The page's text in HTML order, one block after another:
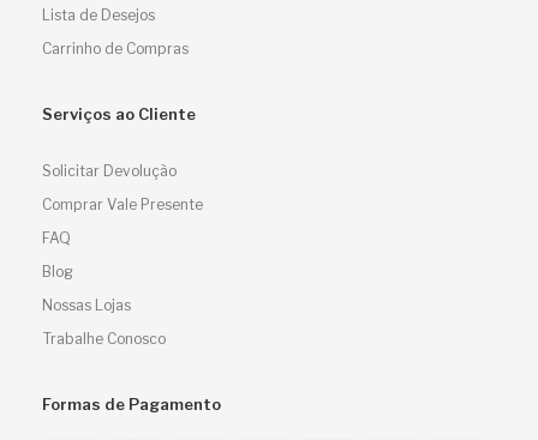
Lista de Desejos
Carrinho de Compras
Serviços ao Cliente
Solicitar Devolução
Comprar Vale Presente
FAQ
Blog
Nossas Lojas
Trabalhe Conosco
Formas de Pagamento